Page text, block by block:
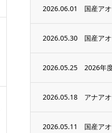
2026.06.01 国産ア
2026.05.30 国産ア
2026.05.25 2026年
2026.05.18 アナア
2026.05.11 国産ア